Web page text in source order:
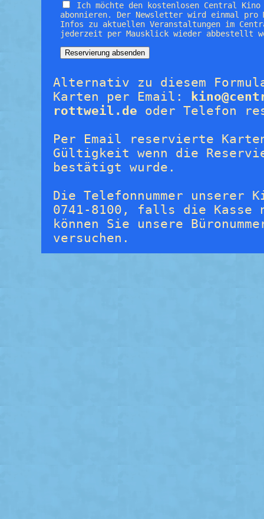
Ich möchte den kostenlosen Central
abonnieren. Der Newsletter wird einmal pro
Infos zu aktuellen Veranstaltungen im
jederzeit per Mausklick wieder abbestellt
Alternativ zu diesem
Karten per Email:
rottweil.de oder Telefon
Per Email reservierte
Gültigkeit wenn die
bestätigt wurde.
Die Telefonnummer unserer
0741-8100, falls die
können Sie unsere
versuchen.